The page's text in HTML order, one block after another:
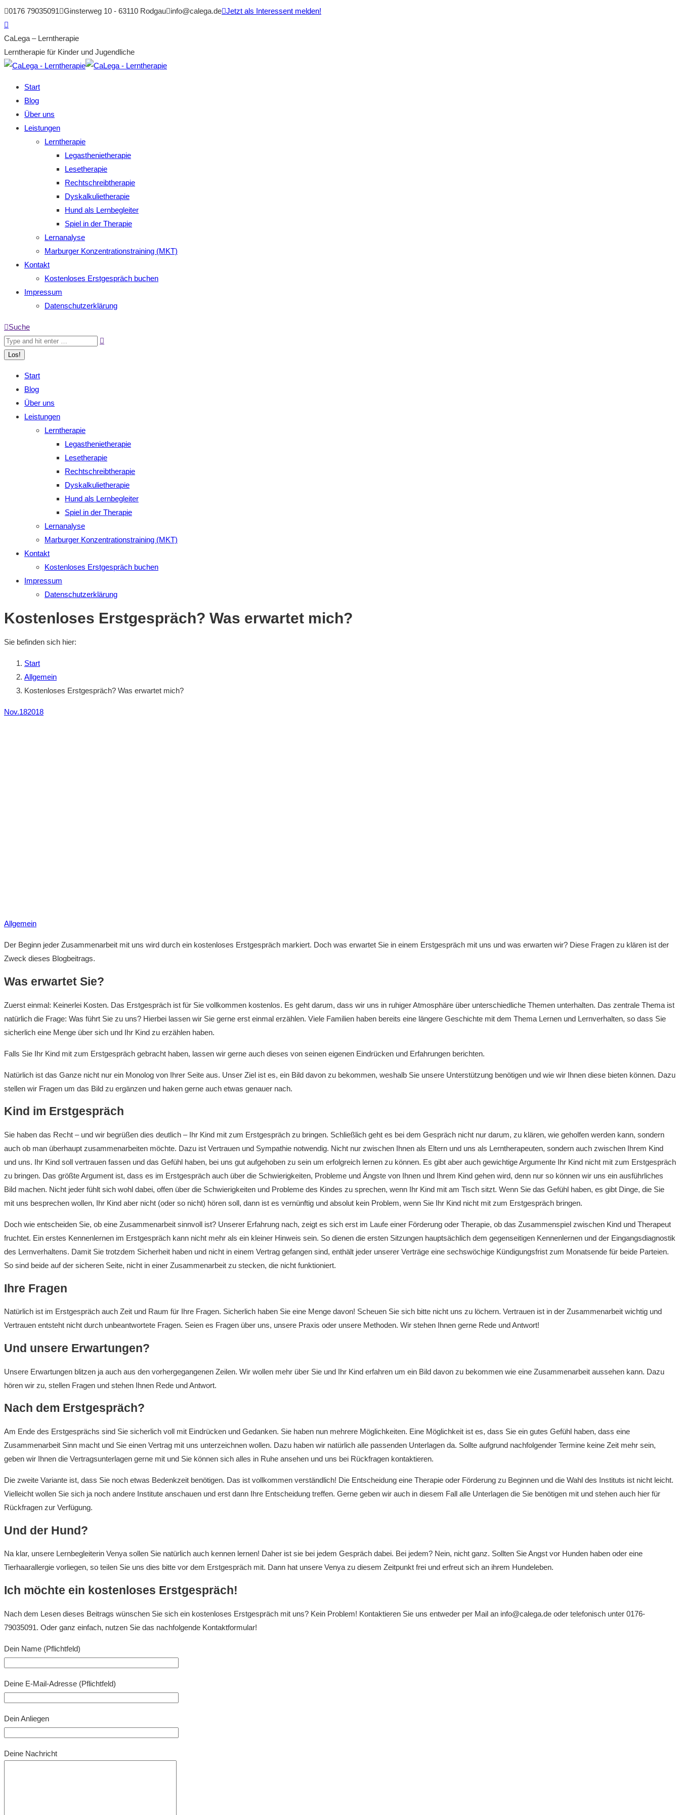
Zum
Inhalt
springen
0176 79035091 Ginsterweg 10 - 63110 Rodgau info@calega.de Jetzt als Interessent melden!
page
opens
in
window
CaLega – Lerntherapie
Lerntherapie für Kinder und Jugendliche
Start
Blog
Über uns
Leistungen
Lerntherapie
Legasthenietherapie
Lesetherapie
Rechtschreibtherapie
Dyskalkulietherapie
Hund als Lernbegleiter
Spiel in der Therapie
Lernanalyse
Marburger Konzentrationstraining (MKT)
Kontakt
Kostenloses Erstgespräch buchen
Impressum
Datenschutzerklärung
Search:
Suche
Start
Blog
Über uns
Leistungen
Lerntherapie
Legasthenietherapie
Lesetherapie
Rechtschreibtherapie
Dyskalkulietherapie
Hund als Lernbegleiter
Spiel in der Therapie
Lernanalyse
Marburger Konzentrationstraining (MKT)
Kontakt
Kostenloses Erstgespräch buchen
Impressum
Datenschutzerklärung
Kostenloses Erstgespräch? Was erwartet mich?
Sie befinden sich hier:
Start
Allgemein
Kostenloses Erstgespräch? Was erwartet mich?
Nov.182018
Allgemein
Der Beginn jeder Zusammenarbeit mit uns wird durch ein kostenloses Erstgespräch markiert. Doch was erwartet Sie in einem Erstgespräch mit uns und was erwarten wir? Diese Fragen zu klären ist der
Zweck dieses Blogbeitrags.
Was erwartet Sie?
Zuerst einmal: Keinerlei Kosten. Das Erstgespräch ist für Sie vollkommen kostenlos. Es geht darum, dass wir uns in ruhiger Atmosphäre über unterschiedliche Themen unterhalten. Das zentrale Thema ist
natürlich die Frage: Was führt Sie zu uns? Hierbei lassen wir Sie gerne erst einmal erzählen. Viele Familien haben bereits eine längere Geschichte mit dem Thema Lernen und Lernverhalten, so dass Sie
sicherlich eine Menge über sich und Ihr Kind zu erzählen haben.
Falls Sie Ihr Kind mit zum Erstgespräch gebracht haben, lassen wir gerne auch dieses von seinen eigenen Eindrücken und Erfahrungen berichten.
Natürlich ist das Ganze nicht nur ein Monolog von Ihrer Seite aus. Unser Ziel ist es, ein Bild davon zu bekommen, weshalb Sie unsere Unterstützung benötigen und wie wir Ihnen diese bieten können. Dazu
stellen wir Fragen um das Bild zu ergänzen und haken gerne auch etwas genauer nach.
Kind im Erstgespräch
Sie haben das Recht – und wir begrüßen dies deutlich – Ihr Kind mit zum Erstgespräch zu bringen. Schließlich geht es bei dem Gespräch nicht nur darum, zu klären, wie geholfen werden kann, sondern
auch ob man überhaupt zusammenarbeiten möchte. Dazu ist Vertrauen und Sympathie notwendig. Nicht nur zwischen Ihnen als Eltern und uns als Lerntherapeuten, sondern auch zwischen Ihrem Kind
und uns. Ihr Kind soll vertrauen fassen und das Gefühl haben, bei uns gut aufgehoben zu sein um erfolgreich lernen zu können. Es gibt aber auch gewichtige Argumente Ihr Kind nicht mit zum Erstgespräch
zu bringen. Das größte Argument ist, dass es im Erstgespräch auch über die Schwierigkeiten, Probleme und Ängste von Ihnen und Ihrem Kind gehen wird, denn nur so können wir uns ein ausführliches
Bild machen. Nicht jeder fühlt sich wohl dabei, offen über die Schwierigkeiten und Probleme des Kindes zu sprechen, wenn Ihr Kind mit am Tisch sitzt. Wenn Sie das Gefühl haben, es gibt Dinge, die Sie
mit uns besprechen wollen, Ihr Kind aber nicht (oder so nicht) hören soll, dann ist es vernünftig und absolut kein Problem, wenn Sie Ihr Kind nicht mit zum Erstgespräch bringen.
Doch wie entscheiden Sie, ob eine Zusammenarbeit sinnvoll ist? Unserer Erfahrung nach, zeigt es sich erst im Laufe einer Förderung oder Therapie, ob das Zusammenspiel zwischen Kind und Therapeut
fruchtet. Ein erstes Kennenlernen im Erstgespräch kann nicht mehr als ein kleiner Hinweis sein. So dienen die ersten Sitzungen hauptsächlich dem gegenseitigen Kennenlernen und der Eingangsdiagnostik
des Lernverhaltens. Damit Sie trotzdem Sicherheit haben und nicht in einem Vertrag gefangen sind, enthält jeder unserer Verträge eine sechswöchige Kündigungsfrist zum Monatsende für beide Parteien.
So sind beide auf der sicheren Seite, nicht in einer Zusammenarbeit zu stecken, die nicht funktioniert.
Ihre Fragen
Natürlich ist im Erstgespräch auch Zeit und Raum für Ihre Fragen. Sicherlich haben Sie eine Menge davon! Scheuen Sie sich bitte nicht uns zu löchern. Vertrauen ist in der Zusammenarbeit wichtig und
Vertrauen entsteht nicht durch unbeantwortete Fragen. Seien es Fragen über uns, unsere Praxis oder unsere Methoden. Wir stehen Ihnen gerne Rede und Antwort!
Und unsere Erwartungen?
Unsere Erwartungen blitzen ja auch aus den vorhergegangenen Zeilen. Wir wollen mehr über Sie und Ihr Kind erfahren um ein Bild davon zu bekommen wie eine Zusammenarbeit aussehen kann. Dazu
hören wir zu, stellen Fragen und stehen Ihnen Rede und Antwort.
Nach dem Erstgespräch?
Am Ende des Erstgesprächs sind Sie sicherlich voll mit Eindrücken und Gedanken. Sie haben nun mehrere Möglichkeiten. Eine Möglichkeit ist es, dass Sie ein gutes Gefühl haben, dass eine
Zusammenarbeit Sinn macht und Sie einen Vertrag mit uns unterzeichnen wollen. Dazu haben wir natürlich alle passenden Unterlagen da. Sollte aufgrund nachfolgender Termine keine Zeit mehr sein,
geben wir Ihnen die Vertragsunterlagen gerne mit und Sie können sich alles in Ruhe ansehen und uns bei Rückfragen kontaktieren.
Die zweite Variante ist, dass Sie noch etwas Bedenkzeit benötigen. Das ist vollkommen verständlich! Die Entscheidung eine Therapie oder Förderung zu Beginnen und die Wahl des Instituts ist nicht leicht.
Vielleicht wollen Sie sich ja noch andere Institute anschauen und erst dann Ihre Entscheidung treffen. Gerne geben wir auch in diesem Fall alle Unterlagen die Sie benötigen mit und stehen auch hier für
Rückfragen zur Verfügung.
Und der Hund?
Na klar, unsere Lernbegleiterin Venya sollen Sie natürlich auch kennen lernen! Daher ist sie bei jedem Gespräch dabei. Bei jedem? Nein, nicht ganz. Sollten Sie Angst vor Hunden haben oder eine
Tierhaarallergie vorliegen, so teilen Sie uns dies bitte vor dem Erstgespräch mit. Dann hat unsere Venya zu diesem Zeitpunkt frei und erfreut sich an ihrem Hundeleben.
Ich möchte ein kostenloses Erstgespräch!
Nach dem Lesen dieses Beitrags wünschen Sie sich ein kostenloses Erstgespräch mit uns? Kein Problem! Kontaktieren Sie uns entweder per Mail an info@calega.de oder telefonisch unter 0176-
79035091. Oder ganz einfach, nutzen Sie das nachfolgende Kontaktformular!
Dein Name (Pflichtfeld)
Deine E-Mail-Adresse (Pflichtfeld)
Dein Anliegen
Deine Nachricht